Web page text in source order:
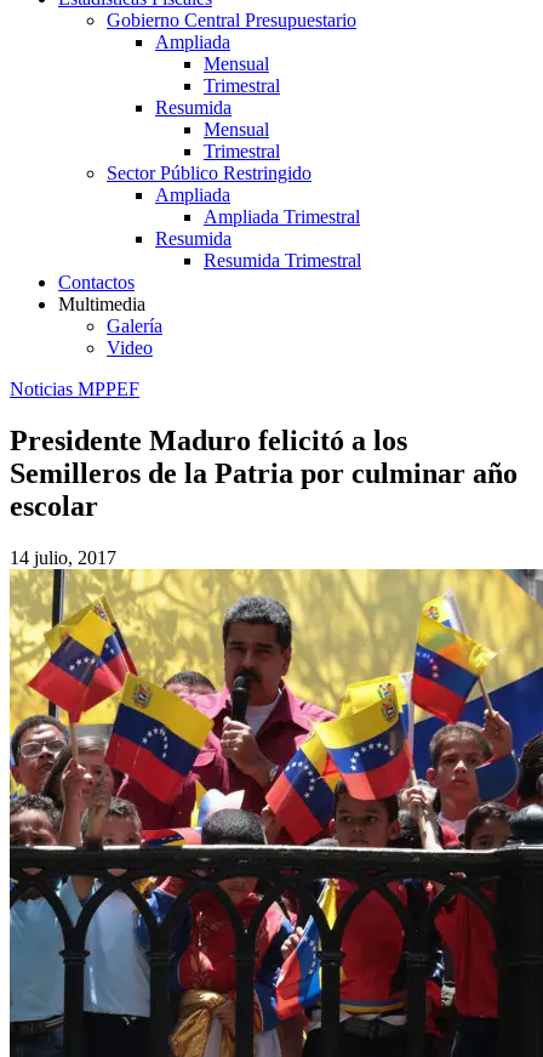
Gobierno Central Presupuestario
Ampliada
Mensual
Trimestral
Resumida
Mensual
Trimestral
Sector Público Restringido
Ampliada
Ampliada Trimestral
Resumida
Resumida Trimestral
Contactos
Multimedia
Galería
Video
Noticias MPPEF
Presidente Maduro felicitó a los
Semilleros de la Patria por culminar año
escolar
14 julio, 2017